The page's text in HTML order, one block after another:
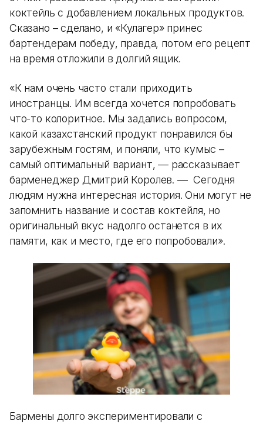
коктейль с добавлением локальных продуктов.
Сказано – сделано, и «Кулагер» принес
бартендерам победу, правда, потом его рецепт
на время отложили в долгий ящик.
«К нам очень часто стали приходить
иностранцы. Им всегда хочется попробовать
что-то колоритное. Мы задались вопросом,
какой казахстанский продукт понравился бы
зарубежным гостям, и поняли, что кумыс –
самый оптимальный вариант, — рассказывает
барменеджер Дмитрий Королев. — Сегодня
людям нужна интересная история. Они могут не
запомнить название и состав коктейля, но
оригинальный вкус надолго останется в их
памяти, как и место, где его попробовали».
Бармены долго экспериментировали с